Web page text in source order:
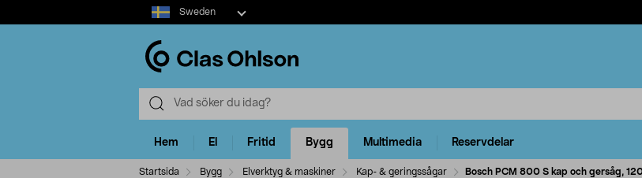
Select
market
Sweden
Hem El Fritid Bygg Multimedia Reservdelar
Startsida Bygg Elverktyg & maskiner Kap- & geringssågar Bosch PCM 800 S kap och gersåg,